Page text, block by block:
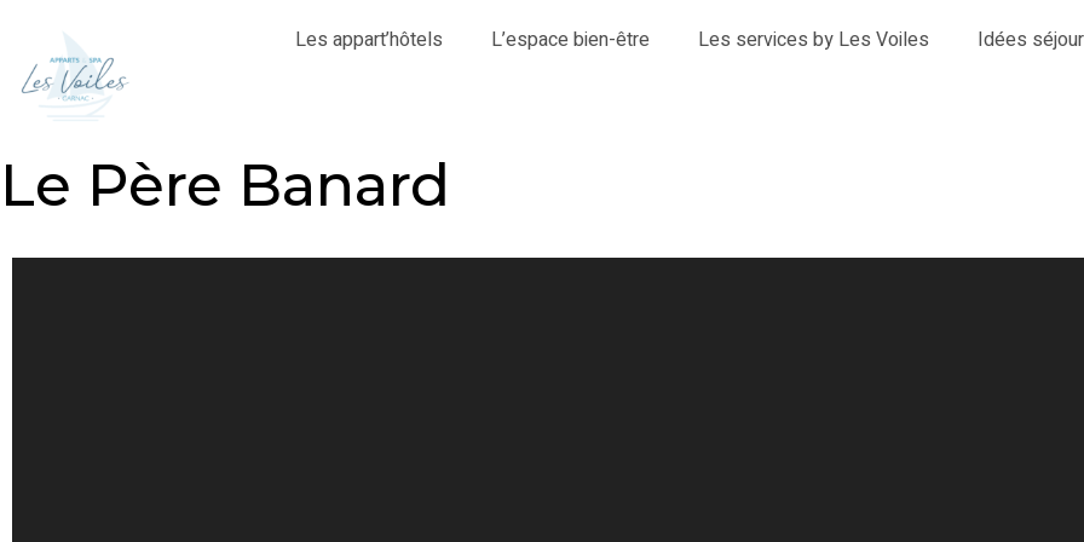
Les appart’hôtels L’espace bien-être Les services by Les Voiles Idées
Le Père Banard